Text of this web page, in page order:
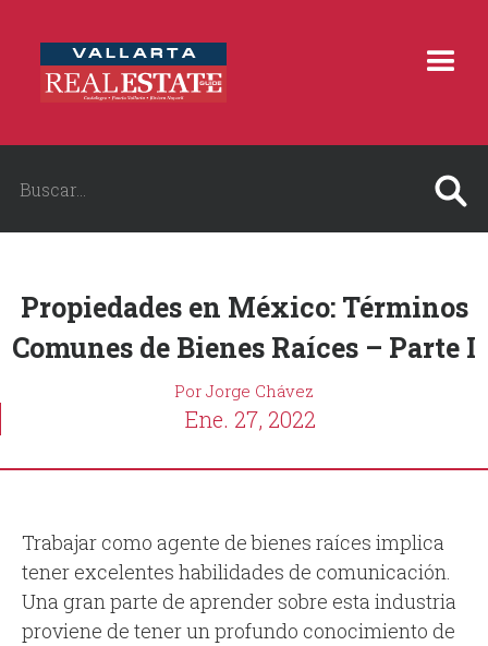
Propiedades en México: Términos
Comunes de Bienes Raíces – Parte I
Por Jorge Chávez
Ene. 27, 2022
Trabajar como agente de bienes raíces implica
tener excelentes habilidades de comunicación.
Una gran parte de aprender sobre esta industria
proviene de tener un profundo conocimiento de